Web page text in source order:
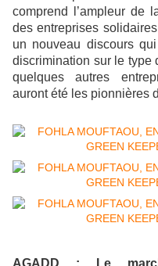
comprend l’ampleur de
des entreprises
un nouveau discours
discrimination sur le type
quelques autres
auront été les pionnières
AGADD : Le